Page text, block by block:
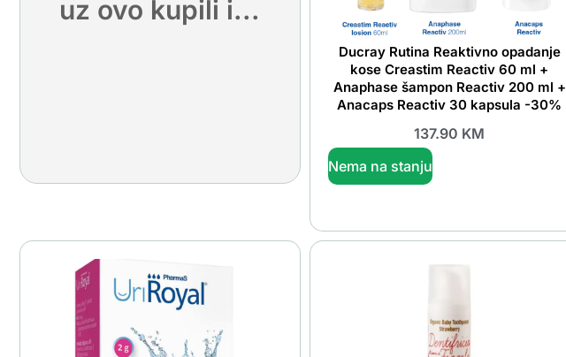
uz ovo kupili i...
Ducray Rutina Reaktivno opadanje
kose Creastim Reactiv 60 ml +
Anaphase šampon Reactiv 200 ml +
Anacaps Reactiv 30 kapsula -30%
137.90 KM
Nema na stanju